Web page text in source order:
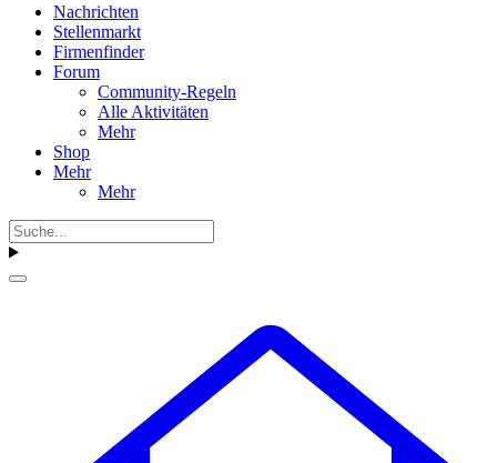
Nachrichten
Stellenmarkt
Firmenfinder
Forum
Community-Regeln
Alle Aktivitäten
Mehr
Shop
Mehr
Mehr